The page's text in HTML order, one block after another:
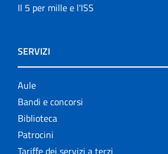
Il 5 per mille e l'ISS
SERVIZI
Aule
Bandi e concorsi
Biblioteca
Patrocini
Tariffe dei servizi a terzi